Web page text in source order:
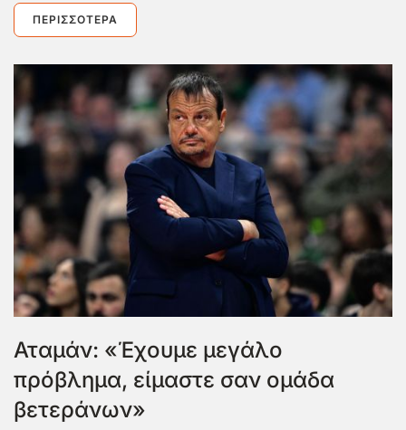
ΠΕΡΙΣΣΌΤΕΡΑ
Αταμάν: «Έχουμε μεγάλο
πρόβλημα, είμαστε σαν ομάδα
βετεράνων»